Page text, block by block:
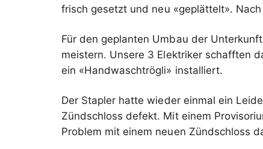
frisch gesetzt und neu «geplättelt».
Für den geplanten Umbau der
meistern. Unsere 3 Elektriker schafften
ein «Handwaschtrögli» installiert.
Der Stapler hatte wieder einmal ein
Zündschloss defekt. Mit einem
Problem mit einem neuen Zündschloss